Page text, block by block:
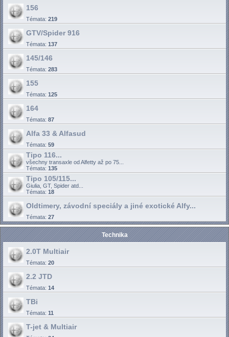
156
Témata: 219
GTV/Spider 916
Témata: 137
145/146
Témata: 283
155
Témata: 125
164
Témata: 87
Alfa 33 & Alfasud
Témata: 59
Tipo 116...
všechny transaxle od Alfetty až po 75...
Témata: 135
Tipo 105/115...
Giulia, GT, Spider atd...
Témata: 18
Oldtimery, závodní speciály a jiné exotické Alfy...
Témata: 27
Technika
2.0T Multiair
Témata: 20
2.2 JTD
Témata: 14
TBi
Témata: 11
T-jet & Multiair